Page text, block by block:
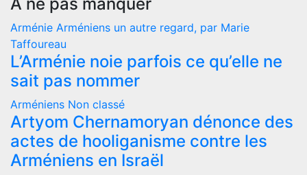
Arménie Arméniens un autre regard, par Marie
Taffoureau
L’Arménie noie parfois ce qu’elle ne
sait pas nommer
Arméniens Non classé
Artyom Chernamoryan dénonce des
actes de hooliganisme contre les
Arméniens en Israël